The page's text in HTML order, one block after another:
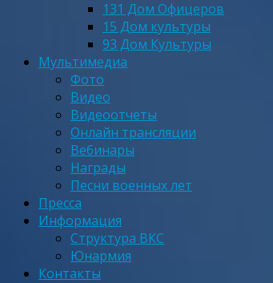
131 Дом Офицеров
15 Дом культуры
93 Дом Культуры
Мультимедиа
Фото
Видео
Видеоотчеты
Онлайн трансляции
Вебинары
Награды
Песни военных лет
Пресса
Информация
Структура ВКС
Юнармия
Контакты